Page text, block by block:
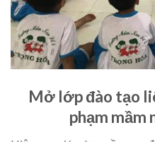
Mở lớp đào tạo
phạm mầm